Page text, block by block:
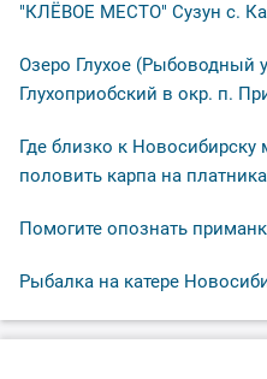
"КЛЁВОЕ МЕСТО" Сузун с.
Озеро Глухое (Рыбоводный
Глухоприобский в окр. п.
Где близко к Новосибирску
половить карпа на
Помогите опознать
Рыбалка на катере